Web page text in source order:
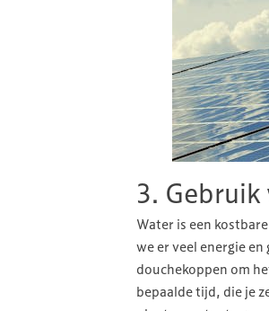
3.
Water is een
we er veel energie
douchekoppen om
bepaalde tijd, die je